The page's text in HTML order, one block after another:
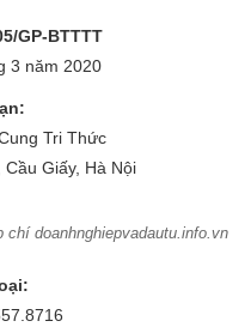
GP-BTTTT
3 năm 2020
Tri Thức
Giấy, Hà Nội
doanhnghiepvadautu.info.vn